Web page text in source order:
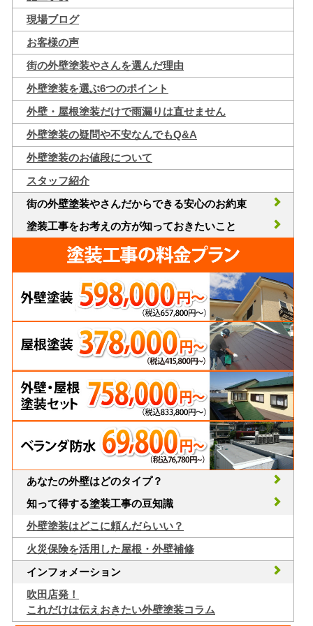
現場ブログ
お客様の声
街の外壁塗装やさんを選んだ理由
外壁塗装を選ぶ6つのポイント
外壁・屋根塗装だけで雨漏りは直せません
外壁塗装の疑問や不安なんでもQ&A
外壁塗装のお値段について
スタッフ紹介
街の外壁塗装やさんだからできる安心のお約束
塗装工事をお考えの方が知っておきたいこと
あなたの外壁はどのタイプ？
知って得する塗装工事の豆知識
外壁塗装はどこに頼んだらいい？
火災保険を活用した屋根・外壁補修
インフォメーション
吹田店発！
これだけは伝えおきたい外壁塗装コラム